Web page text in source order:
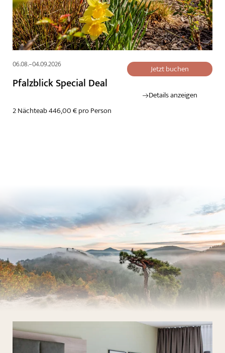
06.08.–04.09.2026 Jetzt buchen
Pfalzblick Special Deal
Details anzeigen
2 Nächteab 446,00 € pro Person